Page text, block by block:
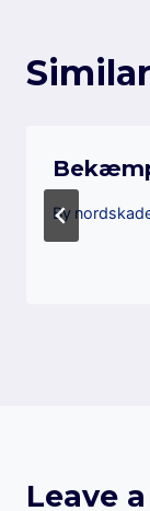
By
Leave